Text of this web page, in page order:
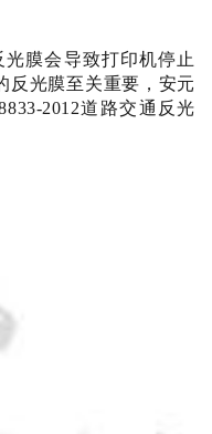
膜会导致打印机停止
反光膜至关重要 ，安元
2012道路交通反光